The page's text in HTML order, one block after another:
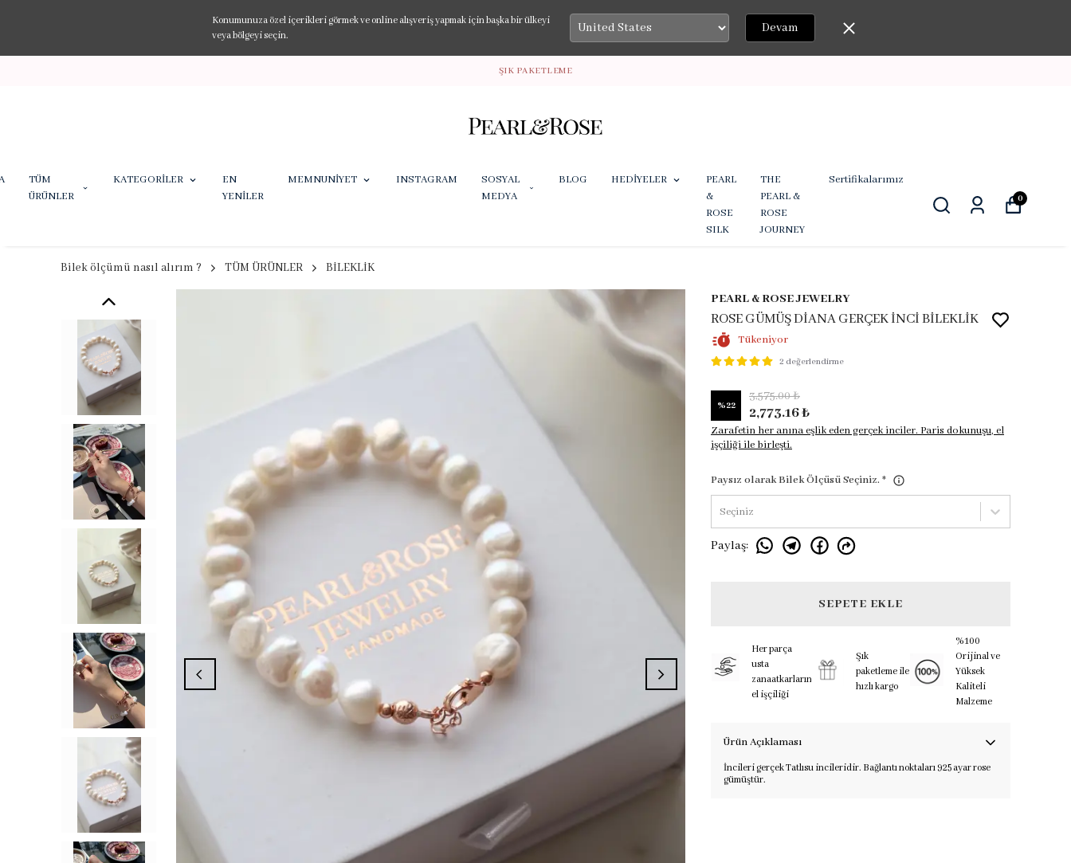
Konumunuza özel içerikleri görmek ve online alışveriş yapmak için başka bir ülkeyi
veya bölgeyi seçin.
Devam
ŞIK PAKETLEME
TÜM
ÜRÜNLER
KATEGORİLER
EN
YENİLER
MEMNUNİYET INSTAGRAM
SOSYAL
MEDYA
BLOG HEDİYELER
PEARL
&
ROSE
SILK
THE
PEARL &
ROSE
JOURNEY
Sertifikalarımız
0
Bilek ölçümü nasıl alırım ? TÜM ÜRÜNLER BİLEKLİK
PEARL & ROSE JEWELRY
ROSE GÜMÜŞ DİANA GERÇEK İNCİ BİLEKLİK
Tükeniyor
2 değerlendirme
%22
3,575.00 ₺
2,773.16 ₺
Zarafetin her anına eşlik eden gerçek inciler. Paris dokunuşu, el
işçiliği ile birleşti.
Paysız olarak Bilek Ölçüsü Seçiniz. *
Seçiniz
Paylaş:
SEPETE EKLE
Her parça
usta
zanaatkarların
el işçiliği
Şık
paketleme ile
hızlı kargo
%100
Orijinal ve
Yüksek
Kaliteli
Malzeme
Ürün Açıklaması
İncileri gerçek Tatlısu incileridir. Bağlantı noktaları 925 ayar rose
gümüştür.